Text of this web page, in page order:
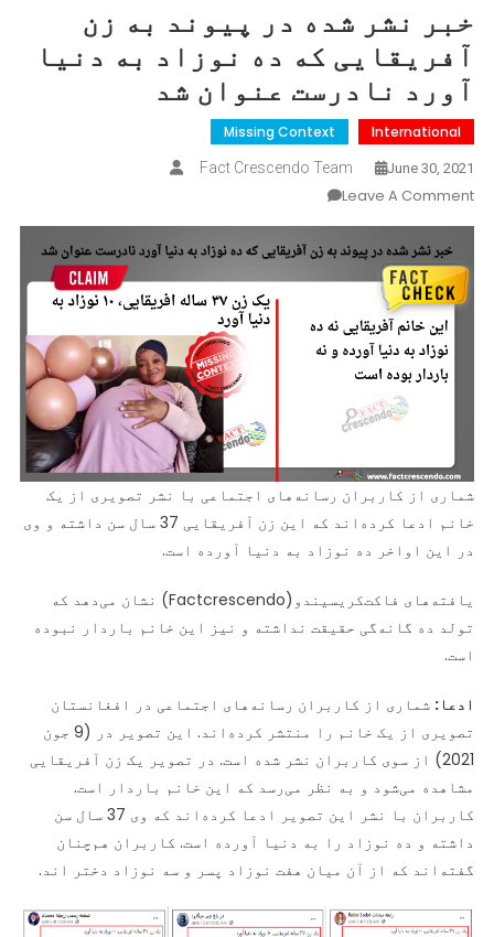
خبر نشر شده در پیوند به زن
آفریقایی که ده نوزاد به دنیا
آورد نادرست عنوان شد
International
Missing Context
June 30, 2021
Fact Crescendo Team
Leave A Comment
نشر
پیوند
به
نوزاد
به
دنیا
آورد
عنوان
شد
شماری از کاربران رسانه‌های اجتماعی با نشر تصویری از یک
خانم ادعا کرده‌اند که این زن آفریقایی 37 سال سن داشته و وی
در این اواخر ده نوزاد به دنیا آورده است.
یافته‌های فاکت‌کریسیندو(Factcrescendo) نشان می‌دهد که
تولد ده گانه‌گی حقیقت نداشته و نیز این خانم باردار نبوده
است.
ادعا: شماری از کاربران رسانه‌های اجتماعی در افغانستان
تصویری از یک خانم را منتشر کرده‌اند. این تصویر در (9 جون
2021) از سوی کاربران نشر شده است. در تصویر یک زن آفریقایی
مشاهده می‌شود و به نظر می‌رسد که این خانم باردار است.
کاربران با نشر این تصویر ادعا کرده‌اند که وی 37 سال سن
داشته و ده نوزاد را به دنیا آورده است. کاربران هم‌چنان
گفته‌اند که از آن میان هفت نوزاد پسر و سه نوزاد دختر اند.